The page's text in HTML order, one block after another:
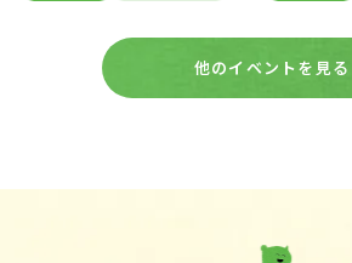
他のイベントを見る